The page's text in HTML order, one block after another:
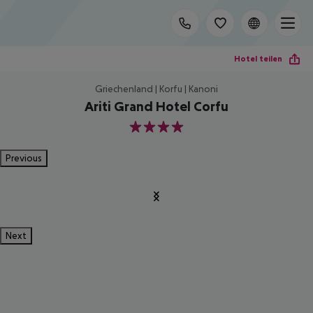
Hotel teilen
Griechenland | Korfu | Kanoni
Ariti Grand Hotel Corfu
4
Previous
Next